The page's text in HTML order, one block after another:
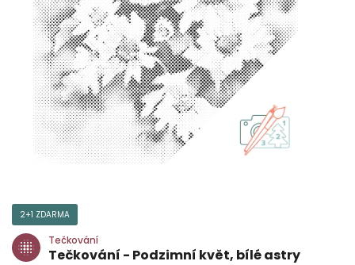
2+1 ZDARMA
Tečkování
Tečkování - Podzimní květ, bílé astry